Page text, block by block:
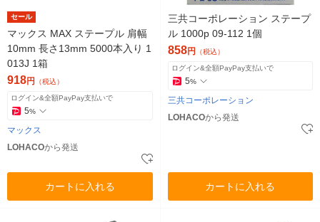
セール
マックス MAX ステープル 肩幅
10mm 長さ13mm 5000本入り 1
013J 1箱
918円 （税込）
ログイン&全額PayPay支払いで
5%
マックス
LOHACOから発送
カートに入れる
三共コーポレーション ステープ
ル 1000p 09-112 1個
858円 （税込）
ログイン&全額PayPay支払いで
5%
三共コーポレーション
LOHACOから発送
カートに入れる